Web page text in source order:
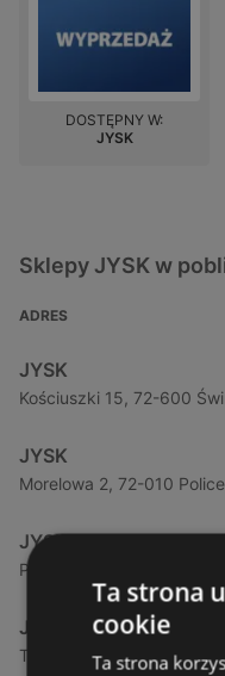
DOSTĘPNY W:
JYSK
Sklepy JYSK w
ADRES
JYSK
Kościuszki 15, 72-600
JYSK
Morelowa 2, 72-010 Police
JYSK
Policka, 71-837 Szczecin
JYSK
Tartaczna, 72-100
Ta strona
cookie
Ta strona